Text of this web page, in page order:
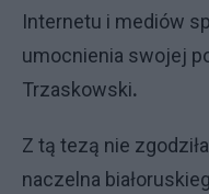
Internetu i mediów
umocnienia swojej
Trzaskowski.
Z tą tezą nie
naczelna